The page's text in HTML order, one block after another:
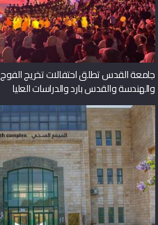
جامعة القدس تطلق احتفالات تخريج
والهندسة والقدس بارد والدراسات العليا